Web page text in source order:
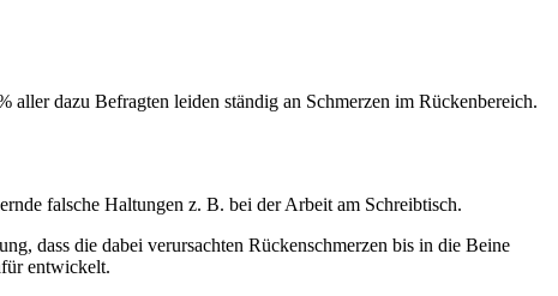
aller dazu Befragten leiden ständig an Schmerzen im Rückenbereich.
falsche Haltungen z. B. bei der Arbeit am Schreibtisch.
dass die dabei verursachten Rückenschmerzen bis in die Beine
entwickelt.